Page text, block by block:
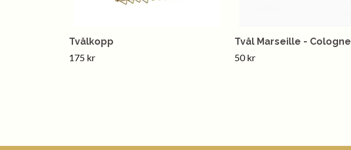
Tvålkopp
175 kr
Tvål Marseille - Cologne
50 kr